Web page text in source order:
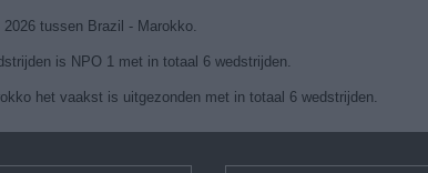
tussen Brazil - Marokko.
is NPO 1 met in totaal 6 wedstrijden.
het vaakst is uitgezonden met in totaal 6 wedstrijden.